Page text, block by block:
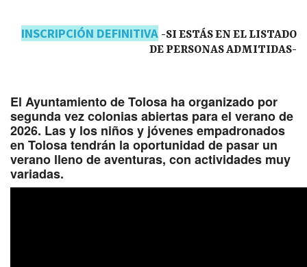
INSCRIPCIÓN DEFINITIVA -SI ESTÁS EN EL LISTADO
DE PERSONAS ADMITIDAS-
El Ayuntamiento de Tolosa ha organizado por
segunda vez colonias abiertas para el verano de
2026. Las y los niños y jóvenes empadronados
en Tolosa tendrán la oportunidad de pasar un
verano lleno de aventuras, con actividades muy
variadas.